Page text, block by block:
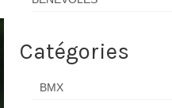
Catégories
BMX